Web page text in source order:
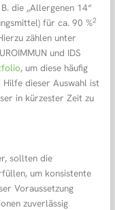
die „Allergenen 14“
für ca. 90 %2
zählen unter
und IDS
, um diese häufig
dieser Auswahl ist
in kürzester Zeit zu
sollten die
um konsistente
Voraussetzung
zuverlässig